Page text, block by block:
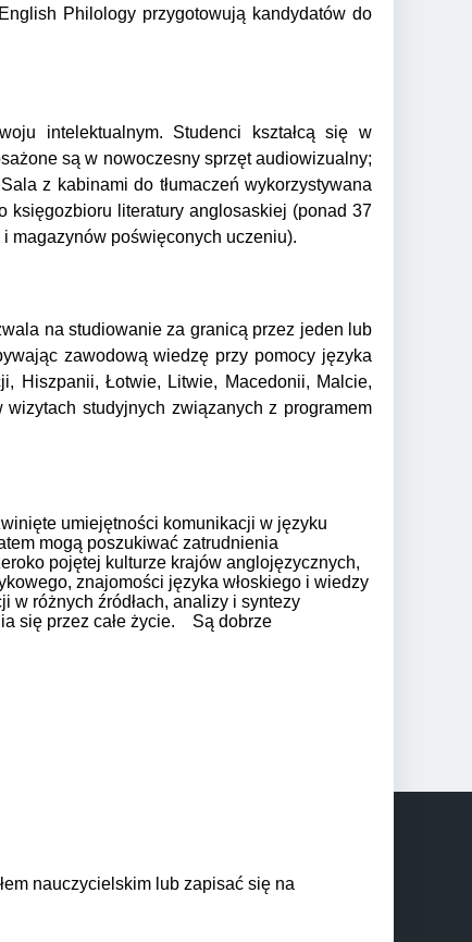
Philology przygotowują kandydatów do
intelektualnym. Studenci kształcą się w
są w nowoczesny sprzęt audiowizualny;
z kabinami do tłumaczeń wykorzystywana
księgozbioru literatury anglosaskiej (ponad 37
magazynów poświęconych uczeniu).
na studiowanie za granicą przez jeden lub
zawodową wiedzę przy pomocy języka
Hiszpanii, Łotwie, Litwie, Macedonii, Malcie,
studyjnych związanych z programem
umiejętności komunikacji w języku
mogą poszukiwać zatrudnienia
pojętej kulturze krajów anglojęzycznych,
znajomości języka włoskiego i wiedzy
w różnych źródłach, analizy i syntezy
się przez całe życie.
Są dobrze
nauczycielskim lub zapisać się na